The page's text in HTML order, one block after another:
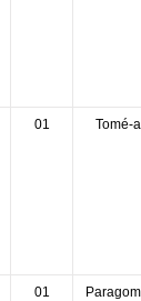
01 Tomé-
01